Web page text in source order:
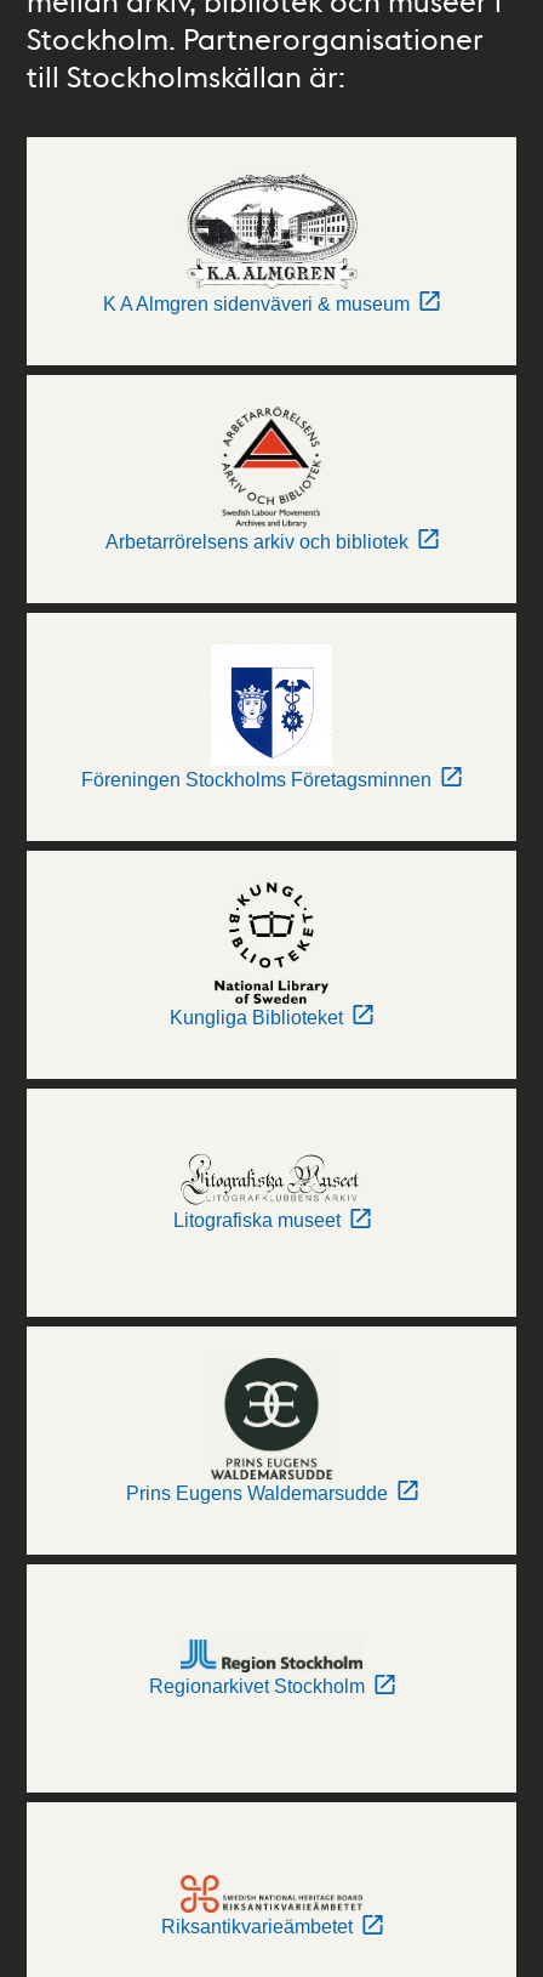
Stockholm. Partnerorganisationer
till Stockholmskällan är:
K A Almgren sidenväveri & museum
Arbetarrörelsens arkiv och bibliotek
Föreningen Stockholms Företagsminnen
Kungliga Biblioteket
Litografiska museet
Prins Eugens Waldemarsudde
Regionarkivet Stockholm
Riksantikvarieämbetet